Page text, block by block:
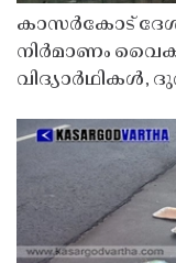
കാസർകോട്
നിർമാണം
വിദ്യാർഥികൾ,